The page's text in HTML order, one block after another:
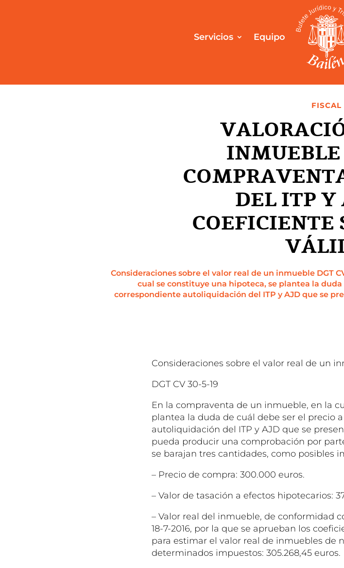
Servicios Equipo
FISCAL
DEL ITP Y
COEFICIENTE
Consideraciones sobre el valor real de un inmueble DGT
cual se constituye una hipoteca, se plantea la
correspondiente autoliquidación del ITP y AJD que se
Consideraciones sobre el valor real de un
DGT CV 30-5-19
En la compraventa de un inmueble, en la
plantea la duda de cuál debe ser el precio
autoliquidación del ITP y AJD que se
pueda producir una comprobación por
se barajan tres cantidades, como posibles
– Precio de compra: 300.000 euros.
– Valor de tasación a efectos hipotecarios:
– Valor real del inmueble, de conformidad
18-7-2016, por la que se aprueban los
para estimar el valor real de inmuebles de
determinados impuestos: 305.268,45 euros.